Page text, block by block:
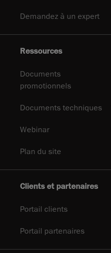
Demandez à un expert
Ressources
Documents
promotionnels
Documents techniques
Webinar
Plan du site
Clients et partenaires
Portail clients
Portail partenaires